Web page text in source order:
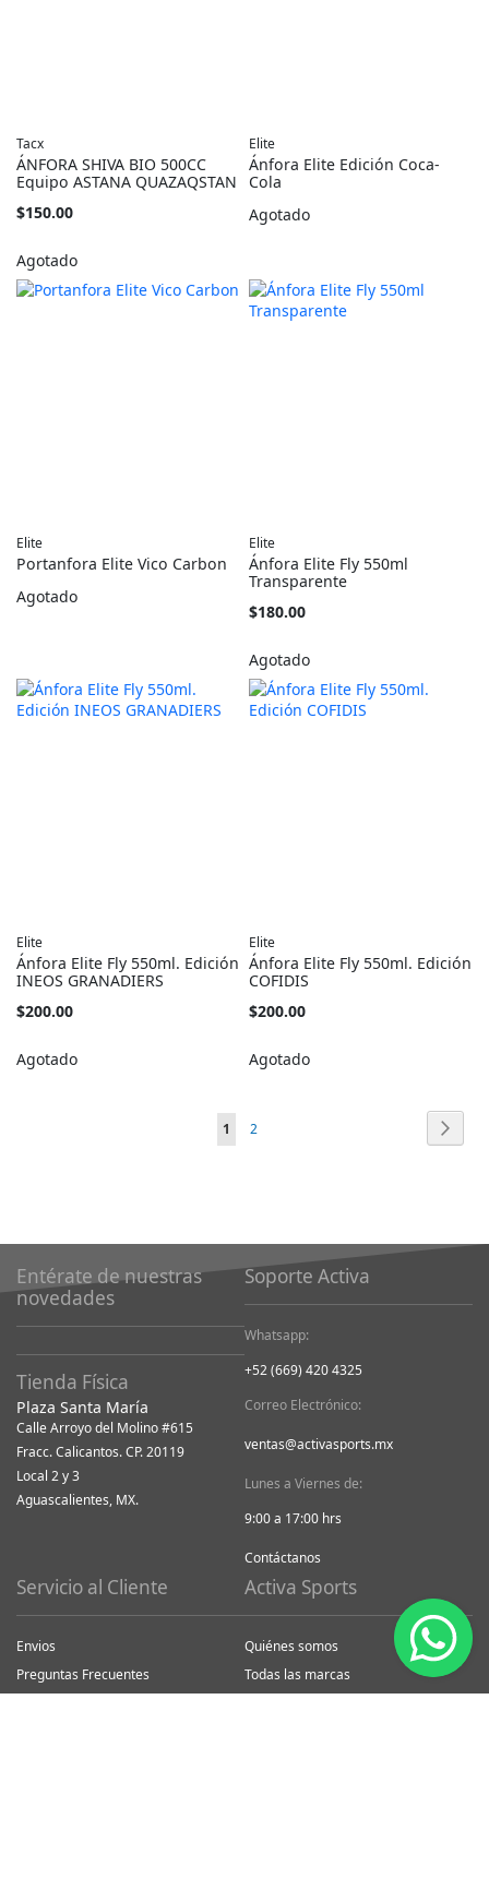
Tacx
ÁNFORA SHIVA BIO 500CC
Equipo ASTANA QUAZAQSTAN
$150.00
Agotado
Elite
Ánfora Elite Edición Coca-
Cola
Agotado
Elite
Portanfora Elite Vico Carbon
Agotado
Elite
Ánfora Elite Fly 550ml
Transparente
$180.00
Agotado
Elite
Ánfora Elite Fly 550ml. Edición
INEOS GRANADIERS
$200.00
Agotado
Elite
Ánfora Elite Fly 550ml. Edición
COFIDIS
$200.00
Agotado
Está
1 Página
2
Entérate de nuestras
novedades
Tienda Física
Plaza Santa María
Calle Arroyo del Molino #615
Fracc. Calicantos. CP. 20119
Local 2 y 3
Aguascalientes, MX.
Soporte Activa
Whatsapp:
+52 (669) 420 4325
Correo Electrónico:
ventas@activasports.mx
Lunes a Viernes de:
9:00 a 17:00 hrs
Contáctanos
Servicio al Cliente
Envios
Preguntas Frecuentes
Activa Sports
Quiénes somos
Todas las marcas